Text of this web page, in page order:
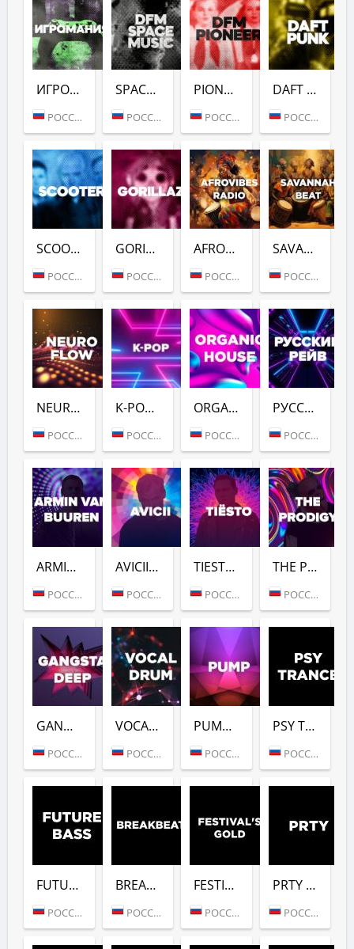
ИГРОМАНИЯ (DFM)
РОССИЯ (МОСКВА)
SPACE (DFM)
РОССИЯ (МОСКВА)
PIONEER (DFM)
РОССИЯ (МОСКВА)
DAFT PUNK (DFM)
РОССИЯ (МОСКВА)
SCOOTER (DFM)
РОССИЯ (МОСКВА)
GORILLAZ (DFM)
РОССИЯ (МОСКВА)
AFROVIBES RADIO (DFM)
РОССИЯ (МОСКВА)
SAVANNAH BEAT (DFM)
РОССИЯ (МОСКВА)
NEURO FLOW (DFM)
РОССИЯ (МОСКВА)
K-POP (DFM)
РОССИЯ (МОСКВА)
ORGANIC HOUSE (DFM)
РОССИЯ (МОСКВА)
РУССКИЙ РЕЙВ (DFM)
РОССИЯ (МОСКВА)
ARMIN VAN BUUREN (DFM)
РОССИЯ (МОСКВА)
AVICII (DFM)
РОССИЯ (МОСКВА)
TIESTO (DFM)
РОССИЯ (МОСКВА)
THE PRODIGY (DFM)
РОССИЯ (МОСКВА)
GANGSTER DEEP (DFM)
РОССИЯ (МОСКВА)
VOCAL DRUM (DFM)
РОССИЯ (МОСКВА)
PUMP (DFM)
РОССИЯ (МОСКВА)
PSY TRANCE (DFM)
РОССИЯ (МОСКВА)
FUTURE BASS (DFM)
РОССИЯ (МОСКВА)
BREAKBEAT (DFM)
РОССИЯ (МОСКВА)
FESTIVALS GOLD (DFM)
РОССИЯ (МОСКВА)
PRTY (DFM)
РОССИЯ (МОСКВА)